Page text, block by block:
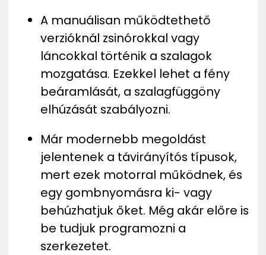
A manuálisan működtethető
verzióknál zsinórokkal vagy
láncokkal történik a szalagok
mozgatása. Ezekkel lehet a fény
beáramlását, a szalagfüggöny
elhúzását szabályozni.
Már modernebb megoldást
jelentenek a távirányítós típusok,
mert ezek motorral működnek, és
egy gombnyomásra ki- vagy
behúzhatjuk őket. Még akár előre is
be tudjuk programozni a
szerkezetet.